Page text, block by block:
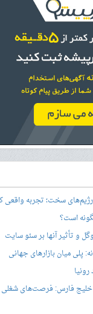
رژیم‌های سخت؛ تجربه واقعی
است؟
و تأثیر آنها بر سئو سایت
پلی میان بازارهای جهانی
فارس: فرصت‌های شغلی و